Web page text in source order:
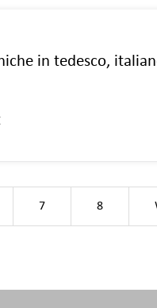
in tedesco,
7 8